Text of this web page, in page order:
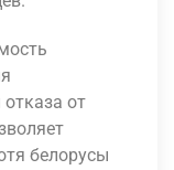
от
белорусы